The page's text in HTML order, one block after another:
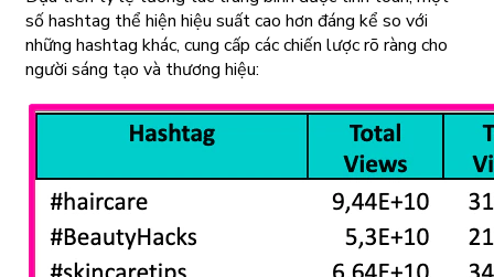
số hashtag thể hiện hiệu suất cao hơn đáng kể so với
những hashtag khác, cung cấp các chiến lược rõ ràng cho
người sáng tạo và thương hiệu: